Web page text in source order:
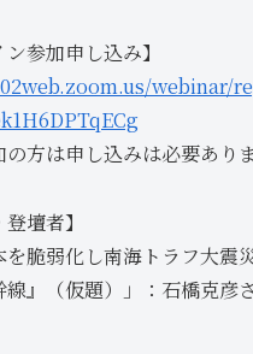
ン参加申し込み】
webinar/
方は申し込みは必要ありま
壇者】
を脆弱化し南海トラフ大震
線』（仮題）」：石橋克彦